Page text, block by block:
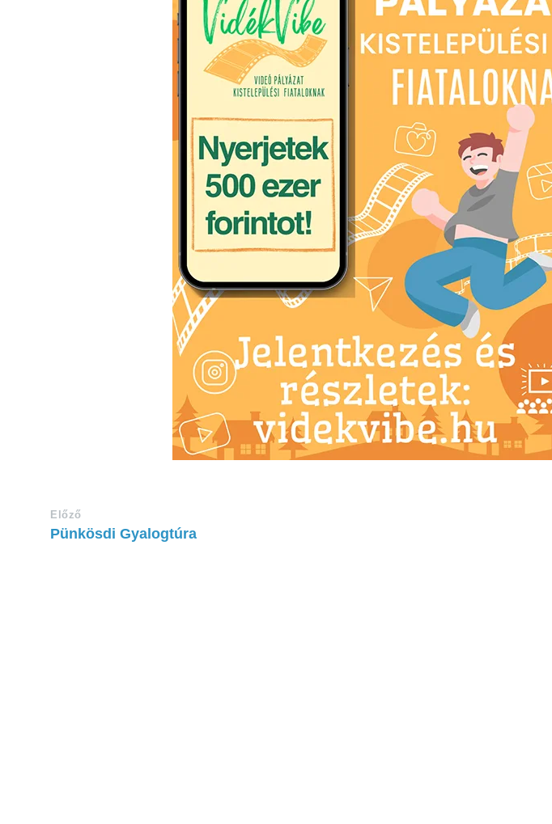
Előző
Pünkösdi Gyalogtúra